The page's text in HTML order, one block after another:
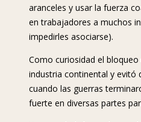
aranceles y usar la fuerza
en trabajadores a muchos
impedirles asociarse).
Como curiosidad el
industria continental y evitó
cuando las guerras
fuerte en diversas partes